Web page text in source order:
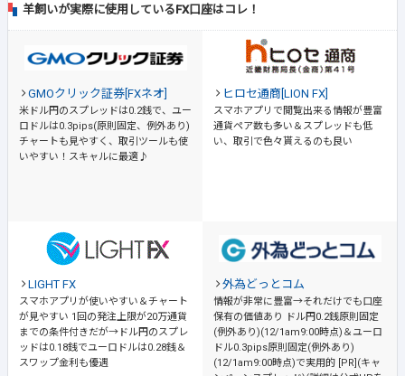
羊飼いが実際に使用しているFX口座はコレ！
GMOクリック証券[FXネオ]
米ドル円のスプレッドは0.2銭で、ユー
ロドルは0.3pips(原則固定、例外あり)
チャートも見やすく、取引ツールも使
いやすい！スキャルに最適♪
ヒロセ通商[LION FX]
スマホアプリで閲覧出来る情報が豊富
通貨ペア数も多い＆スプレッドも低
い、取引で色々貰えるのも良い
LIGHT FX
スマホアプリが使いやすい＆チャート
が見やすい 1回の発注上限が20万通貨
までの条件付きだが→ドル円のスプレ
ッドは0.18銭でユーロドルは0.28銭＆
スワップ金利も優遇
外為どっとコム
情報が非常に豊富→それだけでも口座
保有の価値あり
ドル円0.2銭原則固定
(例外あり)(12/1am9:00時点)＆ユーロ
ドル0.3pips原則固定(例外あり)
(12/1am9:00時点)で実用的 [PR](キャ